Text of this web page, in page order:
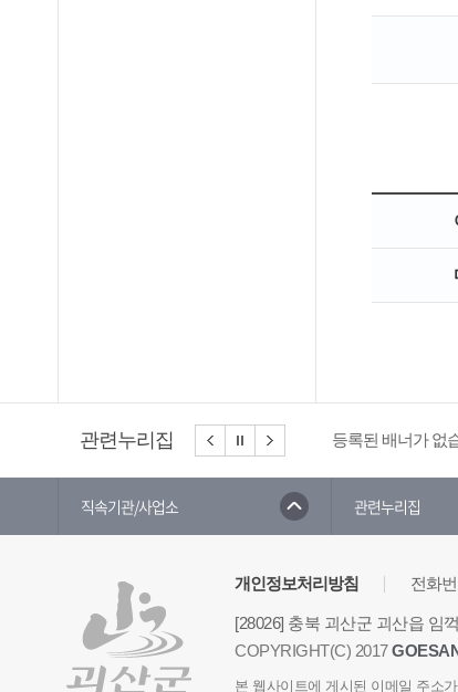
관련누리집 등록된 배너가 없
직속기관/사업소 관련누리집
개인정보처리방침 전화
[28026] 충북 괴산군 괴산읍 임
COPYRIGHT(C) 2017
본 웹사이트에 게시된 이메일 주소